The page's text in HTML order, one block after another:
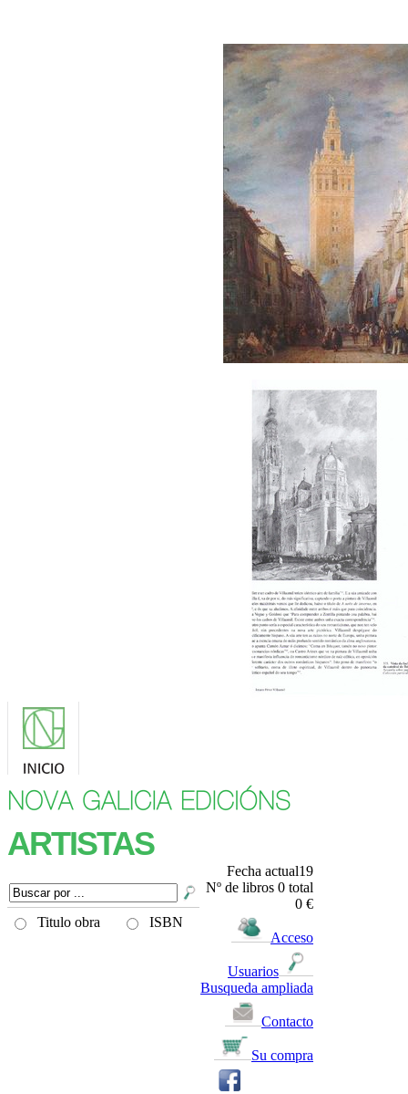
ARTISTAS
Titulo obra ISBN
Fecha actual19
Nº de libros 0 total
0 €
Acceso
Usuarios
Busqueda ampliada
Contacto
Su compra